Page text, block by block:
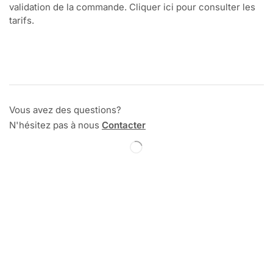
validation de la commande. Cliquer ici pour consulter les
tarifs.
Vous avez des questions?
N'hésitez pas à nous Contacter